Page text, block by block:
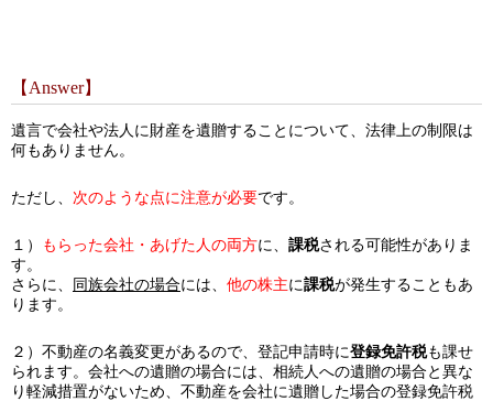
【Answer】
遺言で会社や法人に財産を遺贈することについて、法律上の制限は
何もありません。
ただし、 次のような点に注意が必要です。
１） もらった会社・あげた人の両方に、 課税される可能性がありま
す。
さらに、
同族会社の場合には、 他の株主に課税が発生することもあ
ります。
２）不動産の名義変更があるので、登記申請時に登録免許税も課せ
られます。会社への遺贈の場合には、相続人への遺贈の場合と異な
り軽減措置がないため、不動産を会社に遺贈した場合の登録免許税